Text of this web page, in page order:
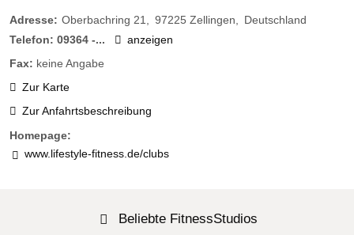
Adresse: Oberbachring 21 97225 Zellingen
Deutschland
Telefon: 09364 -...
anzeigen
Fax: keine Angabe
Zur Karte
Zur Anfahrtsbeschreibung
Homepage:
www.lifestyle-fitness.de/clubs
Beliebte FitnessStudios